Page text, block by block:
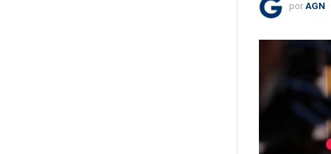
por AGN